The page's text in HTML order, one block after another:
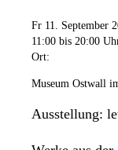
Fr 11. September
11:00 bis 20:00
Ort:
Museum Ostwall
Ausstellung: